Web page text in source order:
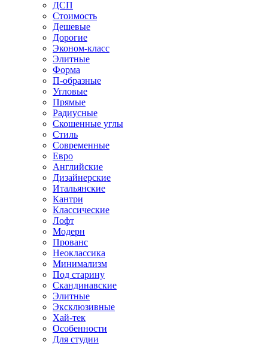
ДСП
Стоимость
Дешевые
Дорогие
Эконом-класс
Элитные
Форма
П-образные
Угловые
Прямые
Радиусные
Скошенные углы
Стиль
Современные
Евро
Английские
Дизайнерские
Итальянские
Кантри
Классические
Лофт
Модерн
Прованс
Неоклассика
Минимализм
Под старину
Скандинавские
Элитные
Эксклюзивные
Хай-тек
Особенности
Для студии